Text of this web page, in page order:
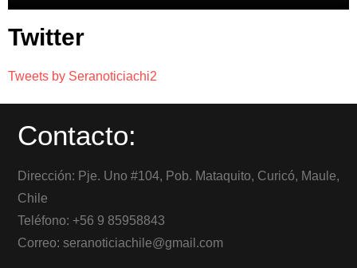
Twitter
Tweets by Seranoticiachi2
Contacto:
Dirección: Pje. Uno #104, Pob. Mataquito, Curicó, Maule,
Chile
Teléfono: +56 9 85958843
Correo: seranoticiachile@gmail.com